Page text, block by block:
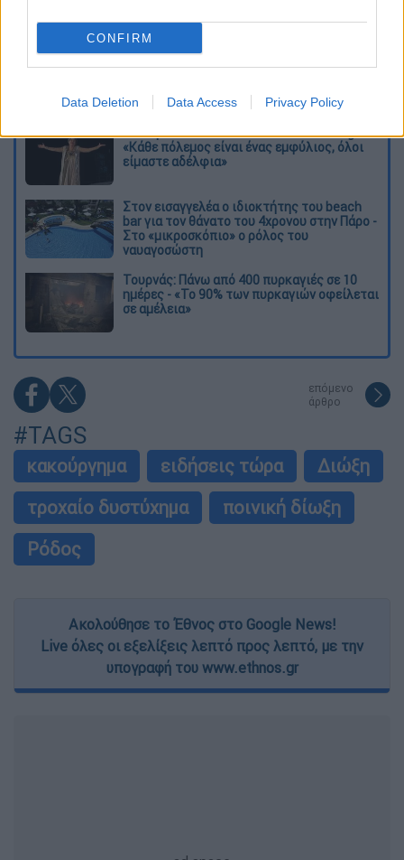
CONFIRM
Data Deletion Data Access Privacy Policy
Διαβάστε ακόμη
O στρατηγός ήταν σχιζοφρενής, εμμονικός,
πλησίαζε τα 75 όταν τον αντάμωσε η δόξα –
Ιστορίας!
Ελισάβετ Κωνσταντινίδου στο ethnos.gr:
«Κάθε πόλεμος είναι ένας εμφύλιος, όλοι
είμαστε αδέλφια»
Στον εισαγγελέα ο ιδιοκτήτης του beach
bar για τον θάνατο του 4χρονου στην Πάρο -
Στο «μικροσκόπιο» ο ρόλος του
ναυαγοσώστη
Τουρνάς: Πάνω από 400 πυρκαγιές σε 10
ημέρες - «Το 90% των πυρκαγιών οφείλεται
σε αμέλεια»
επόμενο
άρθρο
#TAGS
κακούργημα ειδήσεις τώρα
Διώξη
τροχαίο δυστύχημα
ποινική δίωξη
Ρόδος
Ακολούθησε το Έθνος στο Google News!
Live όλες οι εξελίξεις λεπτό προς λεπτό, με την
υπογραφή του www.ethnos.gr